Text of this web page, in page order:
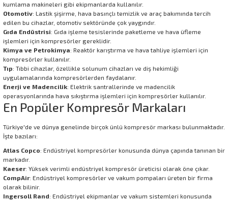
kumlama makineleri gibi ekipmanlarda kullanılır.
Otomotiv: Lastik şişirme, hava basınçlı temizlik ve araç bakımında tercih
edilen bu cihazlar, otomotiv sektöründe çok yaygındır.
Gıda Endüstrisi: Gıda işleme tesislerinde paketleme ve hava üfleme
işlemleri için kompresörler gereklidir.
Kimya ve Petrokimya: Reaktör karıştırma ve hava tahliye işlemleri için
kompresörler kullanılır.
Tıp: Tıbbi cihazlar, özellikle solunum cihazları ve diş hekimliği
uygulamalarında kompresörlerden faydalanır.
Enerji ve Madencilik: Elektrik santrallerinde ve madencilik
operasyonlarında hava sıkıştırma işlemleri için kompresörler kullanılır.
En Popüler Kompresör Markaları
Türkiye'de ve dünya genelinde birçok ünlü kompresör markası bulunmaktadır.
İşte bazıları:
Atlas Copco: Endüstriyel kompresörler konusunda dünya çapında tanınan bir
markadır.
Kaeser: Yüksek verimli endüstriyel kompresör üreticisi olarak öne çıkar.
CompAir: Endüstriyel kompresörler ve vakum pompaları üreten bir firma
olarak bilinir.
Ingersoll Rand: Endüstriyel ekipmanlar ve vakum sistemleri konusunda